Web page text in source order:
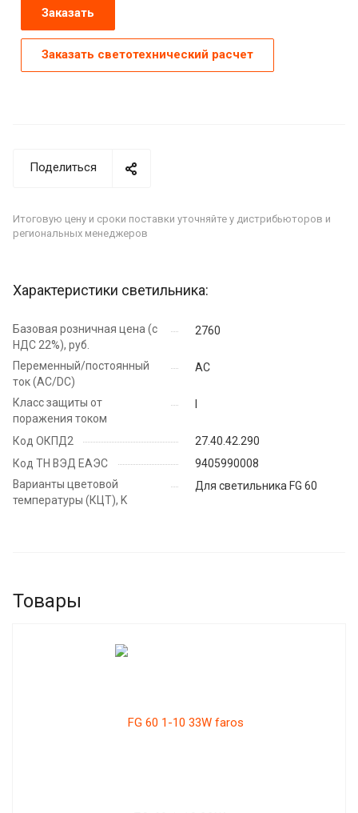
Заказать
Заказать светотехнический расчет
Поделиться
Итоговую цену и сроки поставки уточняйте у дистрибьюторов и
региональных менеджеров
Характеристики светильника:
Базовая розничная цена (с
НДС 22%), руб.
2760
Переменный/постоянный
ток (AC/DC)
AC
Класс защиты от
поражения током
Код ОКПД2
27.40.42.290
Код ТН ВЭД ЕАЭС
9405990008
Варианты цветовой
температуры (КЦТ), K
Для светильника FG 60
Товары